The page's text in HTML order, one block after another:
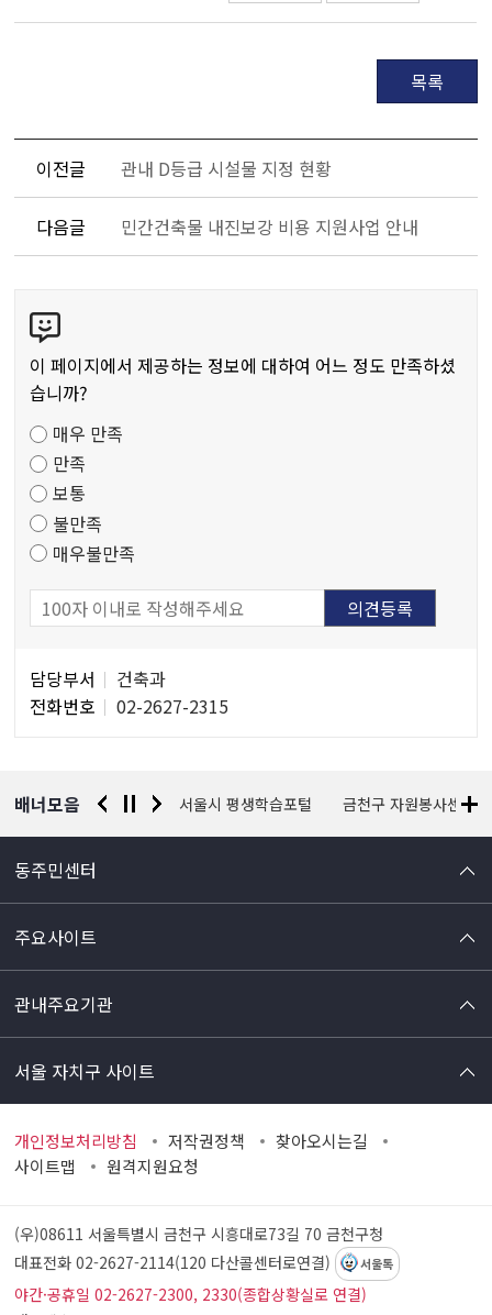
목록
이전글 관내 D등급 시설물 지정 현황
다음글 민간건축물 내진보강 비용 지원사업 안내
텐
츠
만
도
조
사
이 페이지에서 제공하는 정보에 대하여 어느 정도 만족하셨
습니까?
매우 만족
만족
보통
불만족
매우불만족
당
자
담당부서
건축과
전화번호
02-2627-2315
배너모음
찰청 유실물 통합포털 서울시 평생학습포털 금천구 자원봉사센터
동주민센터
주요사이트
관내주요기관
서울 자치구 사이트
개인정보처리방침 저작권정책
찾아오시는길
사이트맵
원격지원요청
(우)08611 서울특별시 금천구 시흥대로73길 70금천구청
대표전화 02-2627-2114(120 다산콜센터로연결)
서울톡
야간·공휴일 02-2627-2300, 2330(종합상황실로 연결)